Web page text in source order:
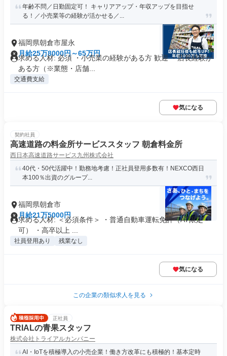
年齢不問／日勤固定可！ キャリアアップ・年収アップを目指せ
る！／小売業等の経験が活かせる／...
福岡県朝倉市屋永
月給25万8000円～65万円
求める人材: 必須 ・小売業の経験がある方 歓迎 ・店長経験が
ある方（※業態・店舗...
交通費支給
気になる
契約社員
高速道路の料金所サービススタッフ 朝倉料金所
西日本高速道路サービス九州株式会社
40代・50代活躍中！勤務地考慮！正社員登用多数有！NEXCO西日
本100％出資のグループ...
福岡県朝倉市
月給21万5000円
求める人材: ＜必須条件＞ ・普通自動車運転免許（AT限定
可） ・高卒以上 ...
社員登用あり 残業なし
気になる
この企業の類似求人を見る
正社員
TRIALの青果スタッフ
株式会社トライアルカンパニー
AI・IoTを積極導入の小売企業！働き方改革にも積極的！基本定時